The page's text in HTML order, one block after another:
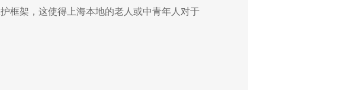
框架，这使得上海本地的老人或中青年人对于